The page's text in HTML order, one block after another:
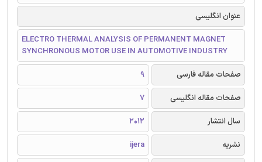
عنوان انگلیسی
ELECTRO THERMAL ANALYSIS OF PERMANENT MAGNET
SYNCHRONOUS MOTOR USE IN AUTOMOTIVE INDUSTRY
صفحات مقاله فارسی
9
صفحات مقاله انگلیسی
7
سال انتشار
2012
نشریه
ijera